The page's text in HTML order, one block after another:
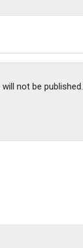
not be published.